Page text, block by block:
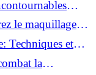
le maquillage
Techniques et
la